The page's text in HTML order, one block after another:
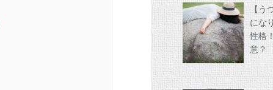
【う
にな
性格
意？